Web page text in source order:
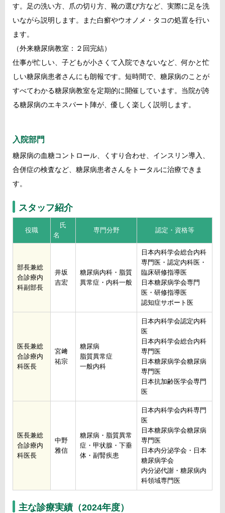
す。足の洗い方、爪の切り方、靴の選び方など、実際に足を洗
いながら説明します。また白癬やウオノメ・タコの処置を行い
ます。
（外来糖尿病教室：２回完結）
仕事が忙しい、子どもが小さくて入院できないなど、何かと忙
しい糖尿病患者さんにも朗報です。短時間で、糖尿病のことが
すべてわかる糖尿病教室を定期的に開催しています。当院が誇
る糖尿病のエキスパート陣が、優しく楽しく説明します。
入院部門
糖尿病の血糖コントロール、くすり合わせ、インスリン導入、
合併症の検査など、糖尿病患者さんをトータルに治療できま
す。
スタッフ紹介
役職
氏
名
専門分野 認定・資格等
部長兼総
合診療内
科副部長
井坂
吉宏
糖尿病内科・脂質
異常症・内科一般
日本内科学会総合内科
専門医・認定内科医・
臨床研修指導医
日本糖尿病学会専門
医・研修指導医
認知症サポート医
医長兼総
合診療内
科医長
宮﨑
祐宗
糖尿病
脂質異常症
一般内科
日本内科学会認定内科
医
日本内科学会総合内科
専門医
日本糖尿病学会糖尿病
専門医
日本抗加齢医学会専門
医
医長兼総
合診療内
科医長
中野
雅信
糖尿病・脂質異常
症・甲状腺・下垂
体・副腎疾患
日本内科学会内科専門
医
日本糖尿病学会糖尿病
専門医
日本内分泌学会・日本
糖尿病学会
内分泌代謝・糖尿病内
科領域専門医
主な診療実績（2024年度）